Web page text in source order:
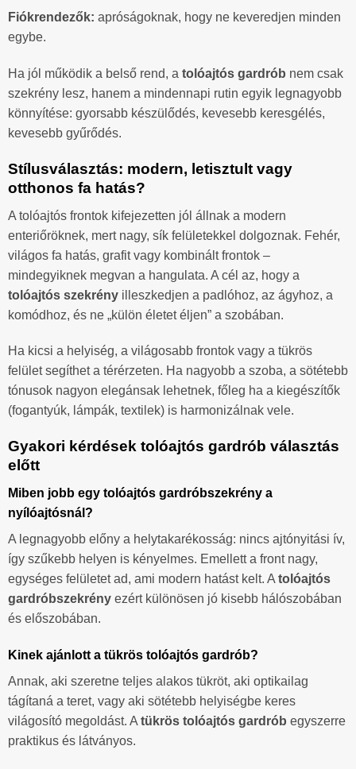
Fiókrendezők: apróságoknak, hogy ne keveredjen minden
egybe.
Ha jól működik a belső rend, a tolóajtós gardrób nem csak
szekrény lesz, hanem a mindennapi rutin egyik legnagyobb
könnyítése: gyorsabb készülődés, kevesebb keresgélés,
kevesebb gyűrődés.
Stílusválasztás: modern, letisztult vagy
otthonos fa hatás?
A tolóajtós frontok kifejezetten jól állnak a modern
enteriőröknek, mert nagy, sík felületekkel dolgoznak. Fehér,
világos fa hatás, grafit vagy kombinált frontok –
mindegyiknek megvan a hangulata. A cél az, hogy a
tolóajtós szekrény illeszkedjen a padlóhoz, az ágyhoz, a
komódhoz, és ne „külön életet éljen” a szobában.
Ha kicsi a helyiség, a világosabb frontok vagy a tükrös
felület segíthet a térérzeten. Ha nagyobb a szoba, a sötétebb
tónusok nagyon elegánsak lehetnek, főleg ha a kiegészítők
(fogantyúk, lámpák, textilek) is harmonizálnak vele.
Gyakori kérdések tolóajtós gardrób választás
előtt
Miben jobb egy tolóajtós gardróbszekrény a
nyílóajtósnál?
A legnagyobb előny a helytakarékosság: nincs ajtónyitási ív,
így szűkebb helyen is kényelmes. Emellett a front nagy,
egységes felületet ad, ami modern hatást kelt. A tolóajtós
gardróbszekrény ezért különösen jó kisebb hálószobában
és előszobában.
Kinek ajánlott a tükrös tolóajtós gardrób?
Annak, aki szeretne teljes alakos tükröt, aki optikailag
tágítaná a teret, vagy aki sötétebb helyiségbe keres
világosító megoldást. A tükrös tolóajtós gardrób egyszerre
praktikus és látványos.